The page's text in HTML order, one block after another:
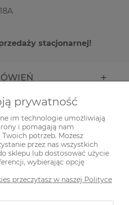
stacjonarnej!
prywatność
im technologie umożliwiają
i pomagają nam
potrzeb. Możesz
przez nas wszystkich
sklepu lub dostosować użycie
wybierając opcję
przeczytasz w naszej Polityce